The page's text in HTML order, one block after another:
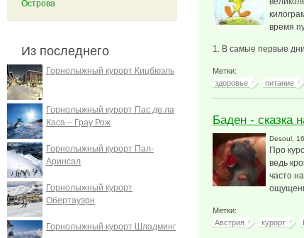
время
1. В самые первые
Метки:
здоровье
питание
Баден - сказка
Desoul ,
Про
ведь
часто
Метки:
Австрия
курорт
Острова
Из последнего
Горнолыжный курорт Кицбюэль
Горнолыжный курорт Пас де ла
Каса – Грау Рож
Горнолыжный курорт Пал-
Аринсал
Горнолыжный курорт
Обертауэрн
Горнолыжный курорт Шладминг